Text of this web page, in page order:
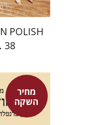
POLISH
38
מחיר
השקה
מאיה